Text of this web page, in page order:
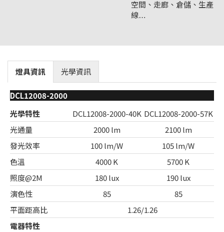
空間、走廊、倉儲、生產
線…
燈具資訊
DCL12008-2000
光學特性
DCL12008-2000-40K DCL12008-2000-57K
光通量
2000 lm
2100 lm
發光效率
100 lm/W
105 lm/W
色溫
4000 K
5700 K
照度@2M
180 lux
190 lux
演色性
85
85
平面距高比
1.26/1.26
電器特性
光學資訊